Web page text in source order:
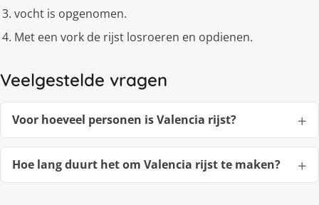
vocht is opgenomen.
Met een vork de rijst losroeren en opdienen.
Veelgestelde vragen
Voor hoeveel personen is Valencia rijst?
Hoe lang duurt het om Valencia rijst te maken?